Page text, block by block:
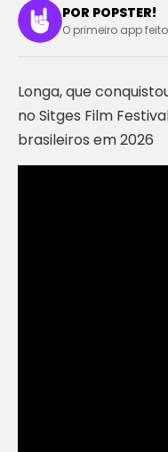
POR POPSTER!
O primeiro app
Longa, que
no Sitges Film
brasileiros em 2026